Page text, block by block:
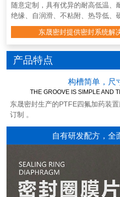
随意定制，具有优异的耐高低温、
绝缘、自润滑、不粘附、热导低、
东晟密封提供密封系统解
产品特点
构槽简单，尺
THE GROOVE IS SIMPLE AND
东晟密封生产的PTFE四氟加药装
订制 。
自有研发配方，全